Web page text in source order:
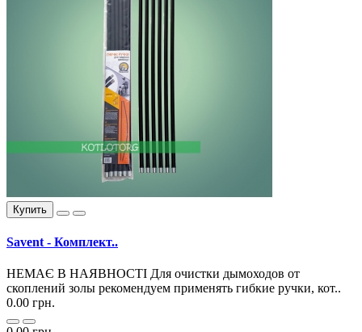
Купить
Savent - Комплект..
НЕМАЄ В НАЯВНОСТІ Для очистки дымоходов от
скоплений золы рекомендуем применять гибкие ручки, кот..
0.00 грн.